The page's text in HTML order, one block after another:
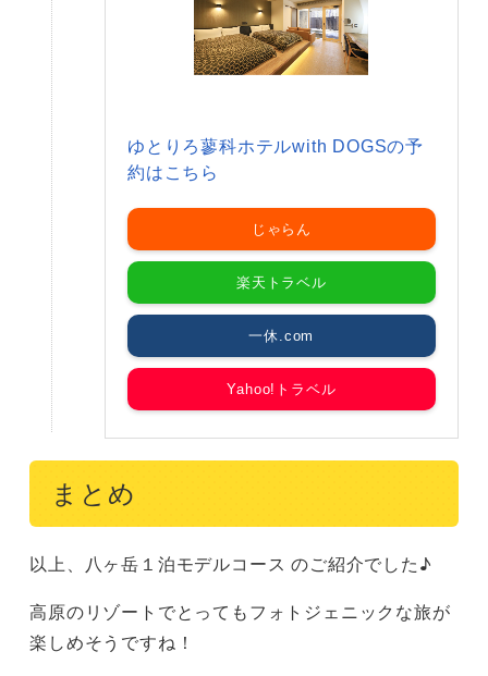
ゆとりろ蓼科ホテルwith DOGSの予
約はこちら
じゃらん
楽天トラベル
一休.com
Yahoo!トラベル
まとめ
以上、八ヶ岳１泊モデルコース のご紹介でした♪
高原のリゾートでとってもフォトジェニックな旅が
楽しめそうですね！